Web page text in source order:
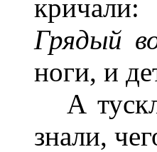
Грядый
ноги, и
А
знали,